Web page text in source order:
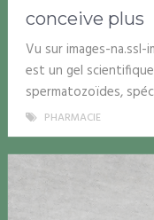
conceive plus
Vu sur images-
est un gel
spermatozoïdes,
PHARMACIE